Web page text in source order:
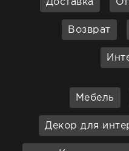
Доставка
Возврат
Мебель
Декор для